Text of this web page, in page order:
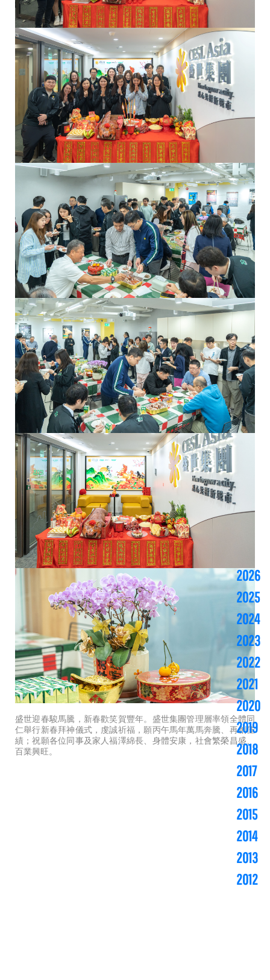
盛世迎春駿馬騰，新春歡笑賀豐年。盛世集團管理層率領全體同
仁舉行新春拜神儀式，虔誠祈福，願丙午馬年萬馬奔騰、再創佳
績；祝願各位同事及家人福澤綿長、身體安康，社會繁榮昌盛、
百業興旺。
2026
2025
2024
2023
2022
2021
2020
2019
2018
2017
2016
2015
2014
2013
2012